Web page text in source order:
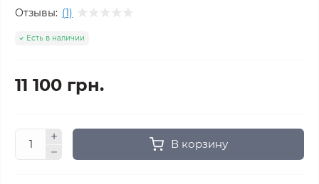
Отзывы: (1)
Есть в наличии
11 100 грн.
В корзину